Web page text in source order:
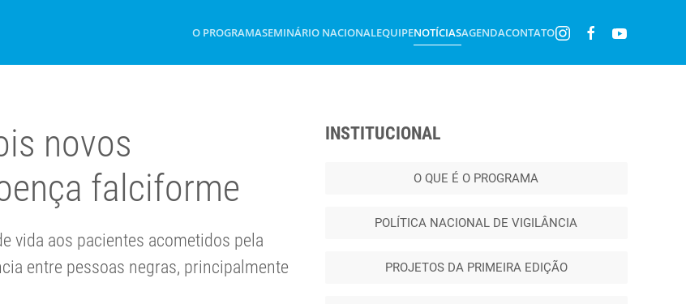
O PROGRAMASEMINÁRIO NACIONALEQUIPENOTÍCIASAGENDACONTATO
novos
falciforme
vida aos pacientes acometidos pela
entre pessoas negras, principalmente
INSTITUCIONAL
O QUE É O PROGRAMA
POLÍTICA NACIONAL DE VIGILÂNCIA
PROJETOS DA PRIMEIRA EDIÇÃO